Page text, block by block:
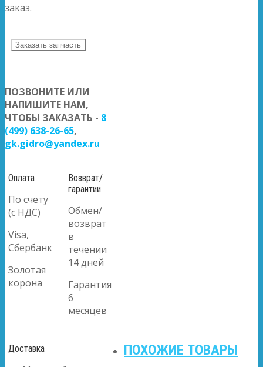
заказ.
Заказать запчасть
ПОЗВОНИТЕ ИЛИ
НАПИШИТЕ НАМ,
ЧТОБЫ ЗАКАЗАТЬ - 8
(499) 638-26-65,
gk.gidro@yandex.ru
Оплата
По счету
(с НДС)
Visa,
Сбербанк
Золотая
корона
Возврат/
гарантии
Обмен/
возврат
в
течении
14 дней
Гарантия
6
месяцев
Доставка ПОХОЖИЕ ТОВАРЫ